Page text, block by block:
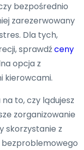
bezpośrednio
zarezerwowany
Dla tych,
sprawdźceny
opcja z
kierowcami.
to, czy lądujesz
zorganizowanie
skorzystanie z